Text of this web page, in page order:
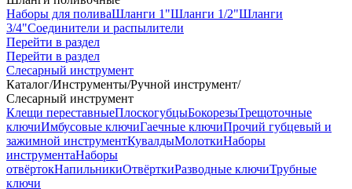
Наборы для поливаШланги 1"Шланги 1/2"Шланги
3/4"Соединители и распылители
Перейти в раздел
Перейти в раздел
Слесарный инструмент
Каталог/Инструменты/Ручной инструмент/
Слесарный инструмент
Клещи переставныеПлоскогубцыБокорезыТрещоточные
ключиИмбусовые ключиГаечные ключиПрочий губцевый и
зажимной инструментКувалдыМолоткиНаборы
инструментаНаборы
отвёртокНапильникиОтвёрткиРазводные ключиТрубные
ключи